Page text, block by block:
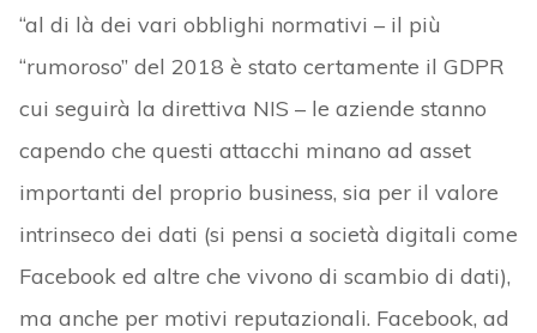
“al di là dei vari obblighi normativi – il più
“rumoroso” del 2018 è stato certamente il GDPR
cui seguirà la direttiva NIS – le aziende stanno
capendo che questi attacchi minano ad asset
importanti del proprio business, sia per il valore
intrinseco dei dati (si pensi a società digitali come
Facebook ed altre che vivono di scambio di dati),
ma anche per motivi reputazionali. Facebook, ad